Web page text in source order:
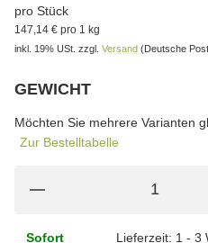
pro Stück
147,14 € pro 1 kg
inkl. 19% USt. zzgl. Versand (Deutsche
GEWICHT
Möchten Sie mehrere Varianten
Zur Bestelltabelle
Sofort
Lieferzeit: 1 - 3